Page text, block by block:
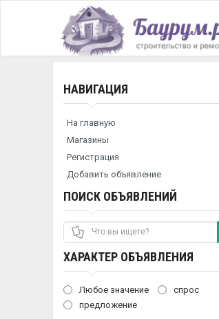
НАВИГАЦИЯ
На главную
Магазины
Регистрация
Добавить объявление
ПОИСК ОБЪЯВЛЕНИЙ
ХАРАКТЕР ОБЪЯВЛЕНИЯ
Любое значение
спрос
предложение